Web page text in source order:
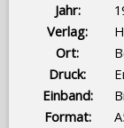
Jahr:
Verlag:
Ort:
Druck:
Einband:
Format: